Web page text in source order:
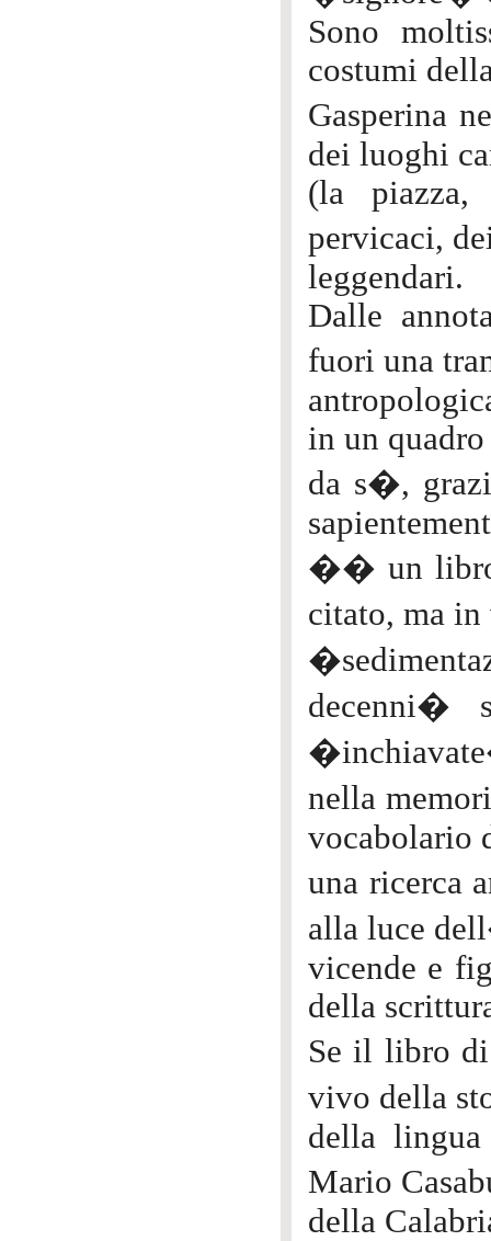
Sono
costumi
Gasperina
dei luoghi
(la
pervicaci,
leggendari.
Dalle
fuori una
in un quadro
da s�,
�� un libro
citato, ma
decenni�
nella
vocabolario
una ricerca
alla luce
vicende e
della
Se il libro
vivo della
della
Mario
della